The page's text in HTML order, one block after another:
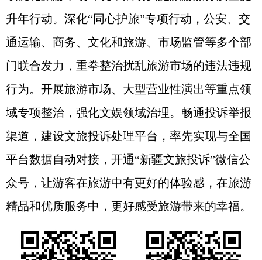
升年行动。深化“同心护旅”专项行动，公安、交
通运输、商务、文化和旅游、市场监管等多个部
门联合发力，重拳整治扰乱旅游市场的违法违规
行为。开展旅游市场、大型营业性演出等重点领
域专项整治，强化文娱领域治理。畅通投诉举报
渠道，建设文旅投诉处理平台，率先实现与全国
平台数据自动对接，开通“新疆文旅投诉”微信公
众号，让游客在旅游中有更好的体验感，在旅游
精品和优质服务中，更好感受旅游带来的幸福。